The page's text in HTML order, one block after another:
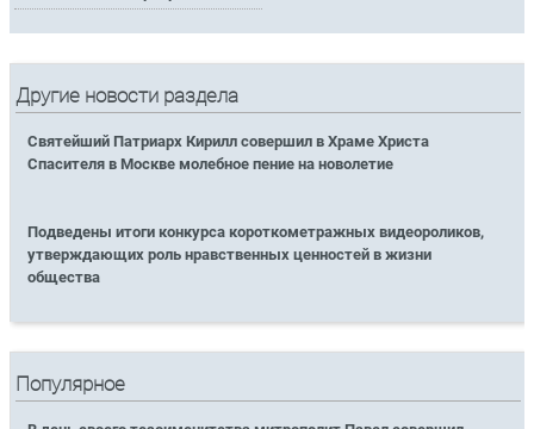
Другие новости раздела
Святейший Патриарх Кирилл совершил в Храме Христа
Спасителя в Москве молебное пение на новолетие
Подведены итоги конкурса короткометражных видеороликов,
утверждающих роль нравственных ценностей в жизни
общества
Популярное